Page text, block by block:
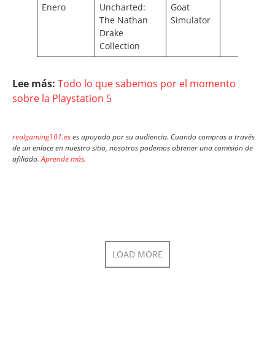
Enero
Uncharted:
The Nathan
Drake
Collection
Goat
Simulator
Lee más: Todo lo que sabemos por el momento
sobre la Playstation 5
realgaming101.eses apoyado por su audiencia. Cuando compras a través
de un enlace en nuestro sitio, nosotros podemos obtener una comisión de
afiliado.Aprende más.
LOAD MORE